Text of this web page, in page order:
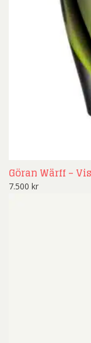
Göran Wärff –
7.500 kr